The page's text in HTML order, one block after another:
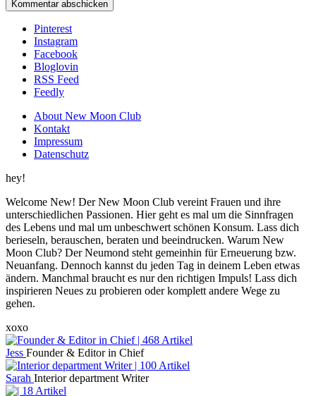
Pinterest
Instagram
Facebook
Bloglovin
RSS Feed
Feedly
About New Moon Club
Kontakt
Impressum
Datenschutz
hey!
Welcome New! Der New Moon Club vereint Frauen und ihre
unterschiedlichen Passionen. Hier geht es mal um die Sinnfragen
des Lebens und mal um unbeschwert schönen Konsum. Lass dich
berieseln, berauschen, beraten und beeindrucken. Warum New
Moon Club? Der Neumond steht gemeinhin für Erneuerung bzw.
Neuanfang. Dennoch kannst du jeden Tag in deinem Leben etwas
ändern. Manchmal braucht es nur den richtigen Impuls! Lass dich
inspirieren Neues zu probieren oder komplett andere Wege zu
gehen.
xoxo
Jess Founder & Editor in Chief
Sarah Interior department Writer